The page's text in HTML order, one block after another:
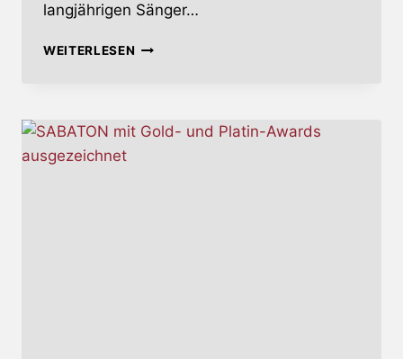
langjährigen Sänger…
WEITERLESENAXEL
MIT